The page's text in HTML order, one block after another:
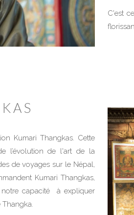
C'est
Kumari Thangkas. Cette
l’évolution de l'art de la
de voyages sur le Népal,
Kumari Thangkas,
notre capacité à expliquer